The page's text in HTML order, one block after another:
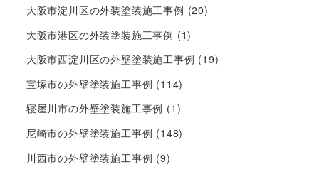
大阪市淀川区の外装塗装施工事例 (20)
大阪市港区の外装塗装施工事例 (1)
大阪市西淀川区の外壁塗装施工事例 (19)
宝塚市の外壁塗装施工事例 (114)
寝屋川市の外壁塗装施工事例 (1)
尼崎市の外壁塗装施工事例 (148)
川西市の外壁塗装施工事例 (9)